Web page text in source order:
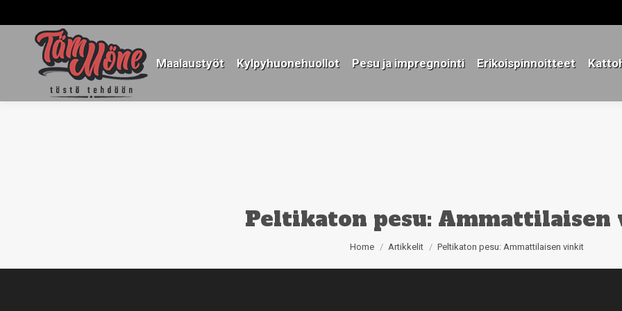
Maalaustyöt Kylpyhuonehuollot Pesu ja impregnointi Erikoispinnoitteet
Peltikaton pesu:
You are here:
Home Artikkelit Peltikaton pesu: Ammattilaisen vinkit
Maalaustyöt Kylpyhuonehuollot Pesu ja impregnointi Erikoispinnoitteet